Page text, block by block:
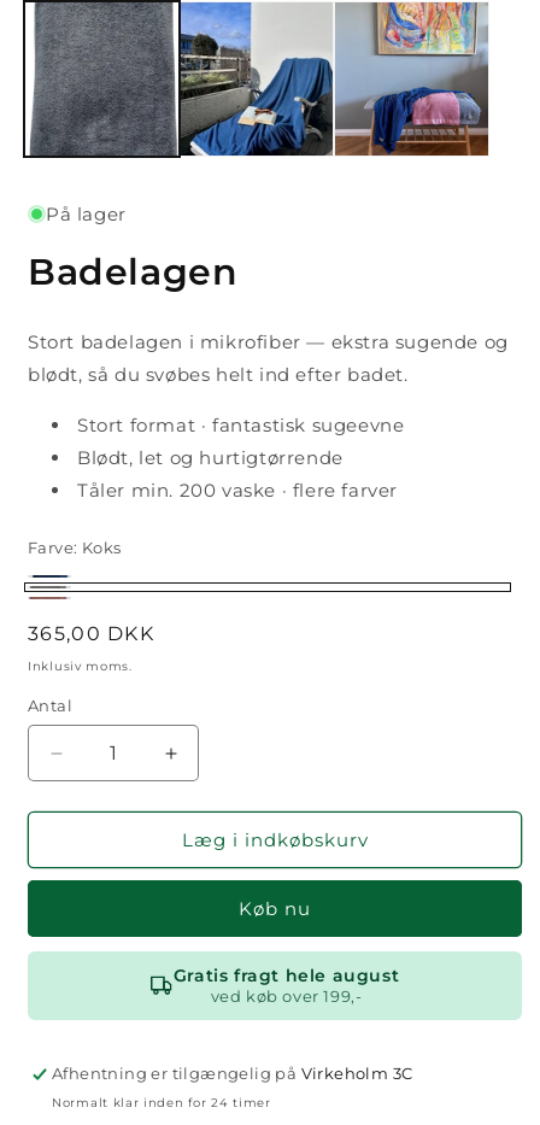
modus
På lager
Badelagen
Stort badelagen i mikrofiber — ekstra sugende og
blødt, så du svøbes helt ind efter badet.
Stort format · fantastisk sugeevne
Blødt, let og hurtigtørrende
Tåler min. 200 vaske · flere farver
Farve: Koks
Blå
Koks
Normalpris
365,00 DKK
Inklusiv moms.
Antal
Antal
Reducer
antallet
for
Øg
antallet
for
Badelagen
Læg i indkøbskurv
Køb nu
Gratis fragt hele august
ved køb over 199,-
Afhentning er tilgængelig på Virkeholm 3C
Normalt klar inden for 24 timer